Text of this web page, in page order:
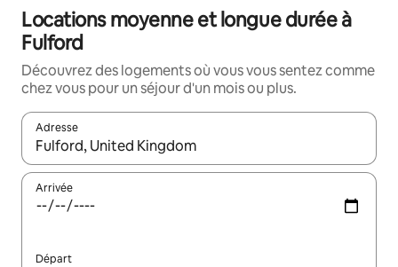
Locations moyenne et longue durée à
Fulford
Découvrez des logements où vous vous sentez comme
chez vous pour un séjour d'un mois ou plus.
Adresse
Lorsque les résultats s'affichent, utilisez les flèches vers le
Arrivée
Départ